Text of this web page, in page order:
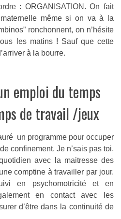
: ORGANISATION. On fait
même si on va à la
ronchonnent, on n’hésite
les matins ! Sauf que cette
à la bourre.
emploi du temps
de travail /jeux
un programme pour occuper
confinement. Je n’sais pas toi,
avec la maitresse des
comptine à travailler par jour.
en psychomotricité et en
en contact avec les
d’être dans la continuité de